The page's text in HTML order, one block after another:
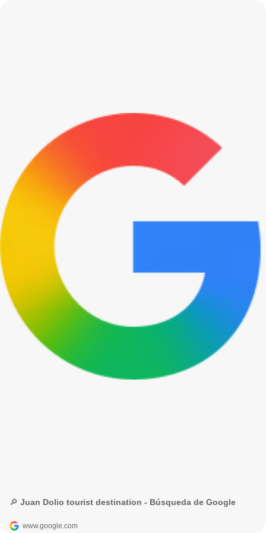
🔎 Juan Dolio tourist destination - Búsqueda de Google
www.google.com